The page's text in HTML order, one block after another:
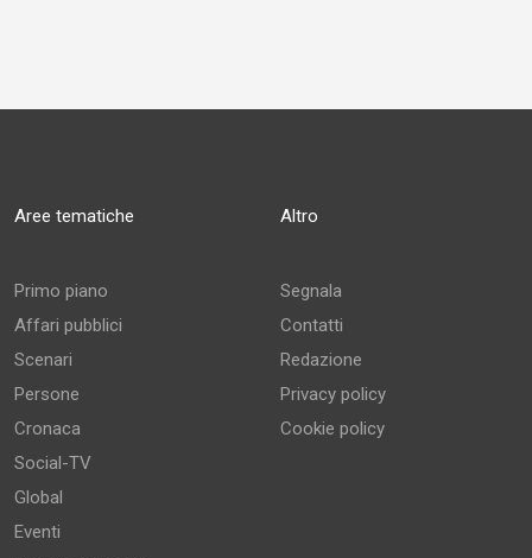
Aree tematiche
Primo piano
Affari pubblici
Scenari
Persone
Cronaca
Social-TV
Global
Eventi
Altro
Segnala
Contatti
Redazione
Privacy policy
Cookie policy